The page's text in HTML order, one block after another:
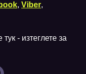
, Viber,
- изтеглете за